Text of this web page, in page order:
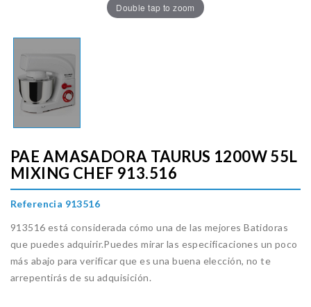
Double tap to zoom
PAE AMASADORA TAURUS 1200W 55L
MIXING CHEF 913.516
Referencia 913516
913516 está considerada cómo una de las mejores Batidoras
que puedes adquirir.Puedes mirar las especificaciones un poco
más abajo para verificar que es una buena elección, no te
arrepentirás de su adquisición.